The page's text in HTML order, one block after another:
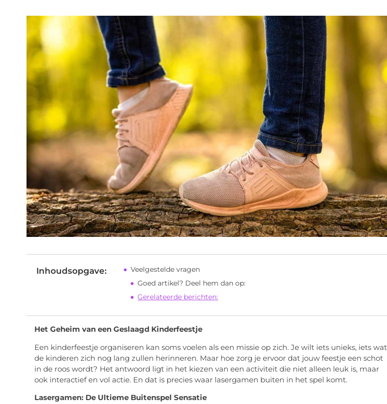
Inhoudsopgave:
Veelgestelde vragen
Goed artikel? Deel hem dan op:
Gerelateerde berichten:
Het Geheim van een Geslaagd Kinderfeestje
Een kinderfeestje organiseren kan soms voelen als een missie op zich. Je wilt iets unieks, iets wat
de kinderen zich nog lang zullen herinneren. Maar hoe zorg je ervoor dat jouw feestje een schot
in de roos wordt? Het antwoord ligt in het kiezen van een activiteit die niet alleen leuk is, maar
ook interactief en vol actie. En dat is precies waar lasergamen buiten in het spel komt.
Lasergamen: De Ultieme Buitenspel Sensatie